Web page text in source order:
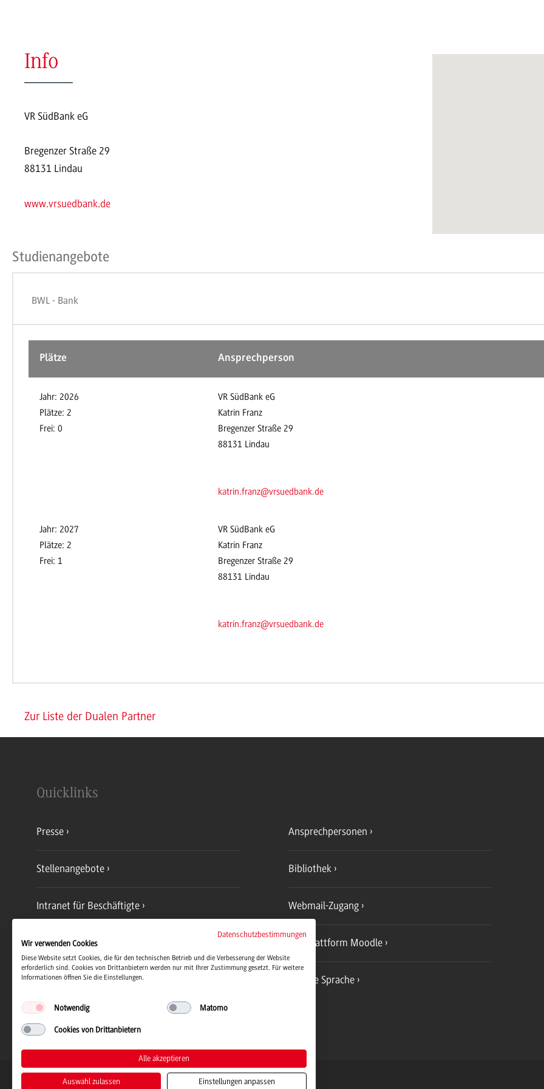
Info
VR SüdBank eG
Bregenzer Straße 29
88131 Lindau
www.vrsuedbank.de
Studienangebote
BWL - Bank
Plätze Ansprechperson
Jahr: 2026
Plätze: 2
Frei: 0
VR SüdBank eG
Katrin Franz
Bregenzer Straße 29
88131 Lindau
katrin.franz@vrsuedbank.de
Jahr: 2027
Plätze: 2
Frei: 1
VR SüdBank eG
Katrin Franz
Bregenzer Straße 29
88131 Lindau
katrin.franz@vrsuedbank.de
Zur Liste der Dualen Partner
Quicklinks
Presse Ansprechpersonen
Stellenangebote Bibliothek
Intranet für Beschäftigte Webmail-Zugang
Dualis-Notenabfrage Lernplattform Moodle
Speiseplan Mensa Leichte Sprache
Duale Hochschule Baden-Württemberg Logo, zur Startseite
Datenschutzbestimmungen
Wir verwenden Cookies
Diese Website setzt Cookies, die für den technischen Betrieb und die Verbesserung der Website
erforderlich sind. Cookies von Drittanbietern werden nur mit Ihrer Zustimmung gesetzt. Für weitere
Informationen öffnen Sie die Einstellungen.
Notwendig Matomo
Cookies von Drittanbietern
Alle akzeptieren
Auswahl zulassen Einstellungen anpassen